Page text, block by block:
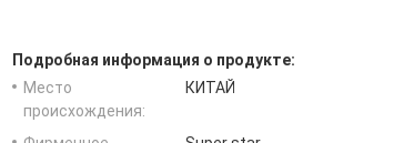
Подробная информация о продукте:
Место
происхождения:
КИТАЙ